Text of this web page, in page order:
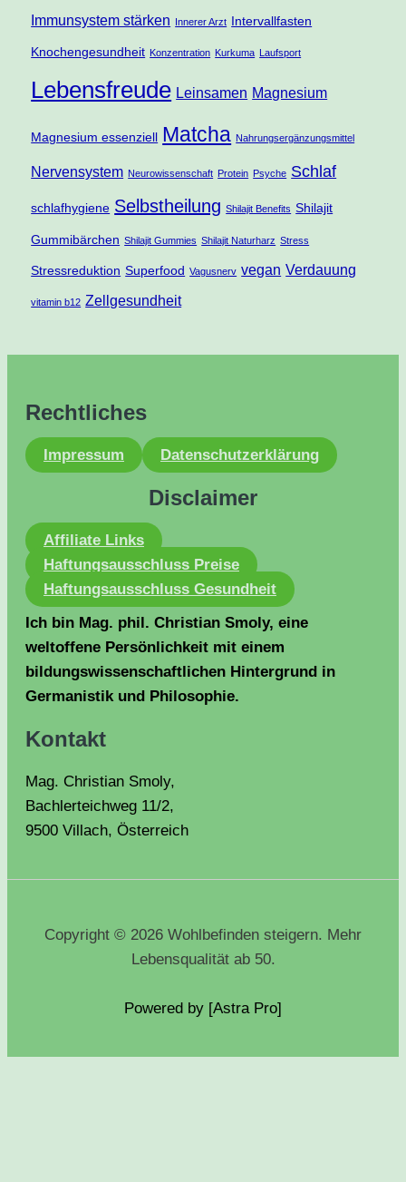
Immunsystem stärken Innerer Arzt Intervallfasten
Knochengesundheit Konzentration Kurkuma Laufsport
Lebensfreude Leinsamen Magnesium
Magnesium essenziell Matcha Nahrungsergänzungsmittel
Nervensystem Neurowissenschaft Protein Psyche Schlaf
schlafhygiene Selbstheilung Shilajit Benefits Shilajit
Gummibärchen Shilajit Gummies Shilajit Naturharz Stress
Stressreduktion Superfood Vagusnerv vegan Verdauung
vitamin b12 Zellgesundheit
Rechtliches
Impressum Datenschutzerklärung
Disclaimer
Affiliate Links
Haftungsausschluss Preise
Haftungsausschluss Gesundheit
Ich bin Mag. phil. Christian Smoly, eine
weltoffene Persönlichkeit mit einem
bildungswissenschaftlichen Hintergrund in
Germanistik und Philosophie.
Kontakt
Mag. Christian Smoly,
Bachlerteichweg 11/2,
9500 Villach, Österreich
Copyright © 2026 Wohlbefinden steigern. Mehr
Lebensqualität ab 50.
Powered by [Astra Pro]